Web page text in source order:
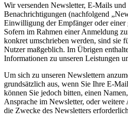
Wir versenden Newsletter, E-Mails
Benachrichtigungen (nachfolgend
Einwilligung der Empfänger oder einer
Sofern im Rahmen einer Anmeldung
konkret umschrieben werden, sind sie
Nutzer maßgeblich. Im Übrigen
Informationen zu unseren Leistungen
Um sich zu unseren Newslettern
grundsätzlich aus, wenn Sie Ihre E-
können Sie jedoch bitten, einen
Ansprache im Newsletter, oder weitere
die Zwecke des Newsletters